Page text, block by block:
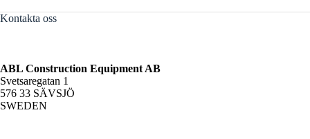
Kontakta oss
ABL Construction Equipment AB
Svetsaregatan 1
576 33 SÄVSJÖ
SWEDEN